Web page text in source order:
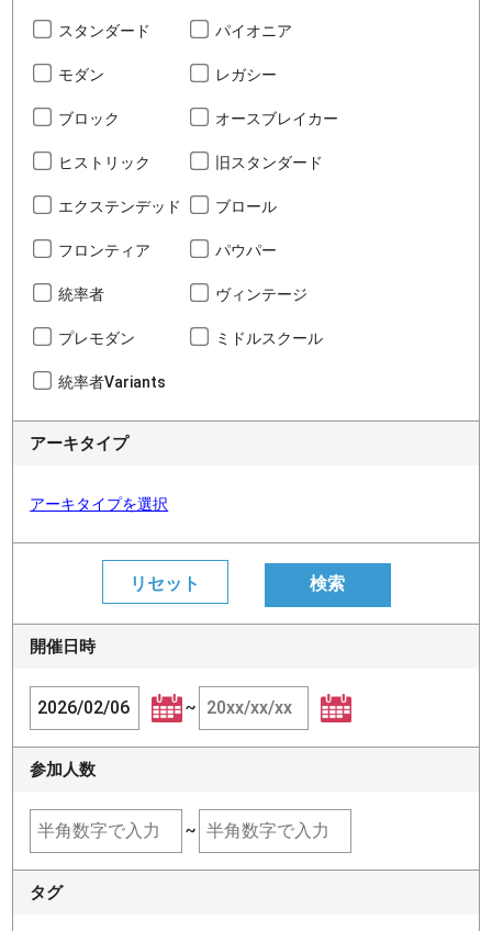
スタンダード パイオニア
モダン レガシー
ブロック オースブレイカー
ヒストリック 旧スタンダード
エクステンデッド ブロール
フロンティア パウパー
統率者 ヴィンテージ
プレモダン ミドルスクール
統率者Variants
アーキタイプ
アーキタイプを選択
開催日時
~
参加人数
~
タグ